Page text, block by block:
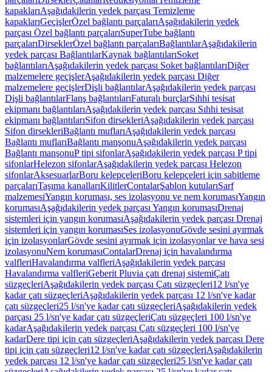
kapaklarıAşağıdakilerin yedek parçası Temizleme
kapaklarıGeçişlerÖzel bağlantı parçalarıAşağıdakilerin yedek
parçası Özel bağlantı parçalarıSuperTube bağlantı
parçalarıDirseklerÖzel bağlantı parçalarıBağlantılarAşağıdakilerin
yedek parçası BağlantılarKaynak bağlantılarıSoket
bağlantılarıAşağıdakilerin yedek parçası Soket bağlantılarıDiğer
malzemelere geçişlerAşağıdakilerin yedek parçası Diğer
malzemelere geçişlerDişli bağlantılarAşağıdakilerin yedek parçası
Dişli bağlantılarFlanş bağlantılarıFaturalı burçlarSıhhi tesisat
ekipmanı bağlantılarıAşağıdakilerin yedek parçası Sıhhi tesisat
ekipmanı bağlantılarıSifon dirsekleriAşağıdakilerin yedek parçası
Sifon dirsekleriBağlantı muflarıAşağıdakilerin yedek parçası
Bağlantı muflarıBağlantı manşonuAşağıdakilerin yedek parçası
Bağlantı manşonuP tipi sifonlarAşağıdakilerin yedek parçası P tipi
sifonlarHelezon sifonlarAşağıdakilerin yedek parçası Helezon
sifonlarAksesuarlarBoru kelepçeleriBoru kelepçeleri için sabitleme
parçalarıTaşıma kanallarıKilitlerContalarŞablon kutularıSarf
malzemesiYangın koruması, ses izolasyonu ve nem korumasıYangın
korumasıAşağıdakilerin yedek parçası Yangın korumasıDrenaj
sistemleri için yangın korumasıAşağıdakilerin yedek parçası Drenaj
sistemleri için yangın korumasıSes izolasyonuGövde sesini ayırmak
için izolasyonlarGövde sesini ayırmak için izolasyonlar ve hava sesi
izolasyonuNem korumasıContalarDrenaj için havalandırma
valfleriHavalandırma valfleriAşağıdakilerin yedek parçası
Havalandırma valfleriGeberit Pluvia çatı drenaj sistemiÇatı
süzgeçleriAşağıdakilerin yedek parçası Çatı süzgeçleri12 l/sn'ye
kadar çatı süzgeçleriAşağıdakilerin yedek parçası 12 l/sn'ye kadar
çatı süzgeçleri25 l/sn'ye kadar çatı süzgeçleriAşağıdakilerin yedek
parçası 25 l/sn'ye kadar çatı süzgeçleriÇatı süzgeçleri 100 l/sn'ye
kadarAşağıdakilerin yedek parçası Çatı süzgeçleri 100 l/sn'ye
kadarDere tipi için çatı süzgeçleriAşağıdakilerin yedek parçası Dere
tipi için çatı süzgeçleri12 l/sn'ye kadar çatı süzgeçleriAşağıdakilerin
yedek parçası 12 l/sn'ye kadar çatı süzgeçleri25 l/sn'ye kadar çatı